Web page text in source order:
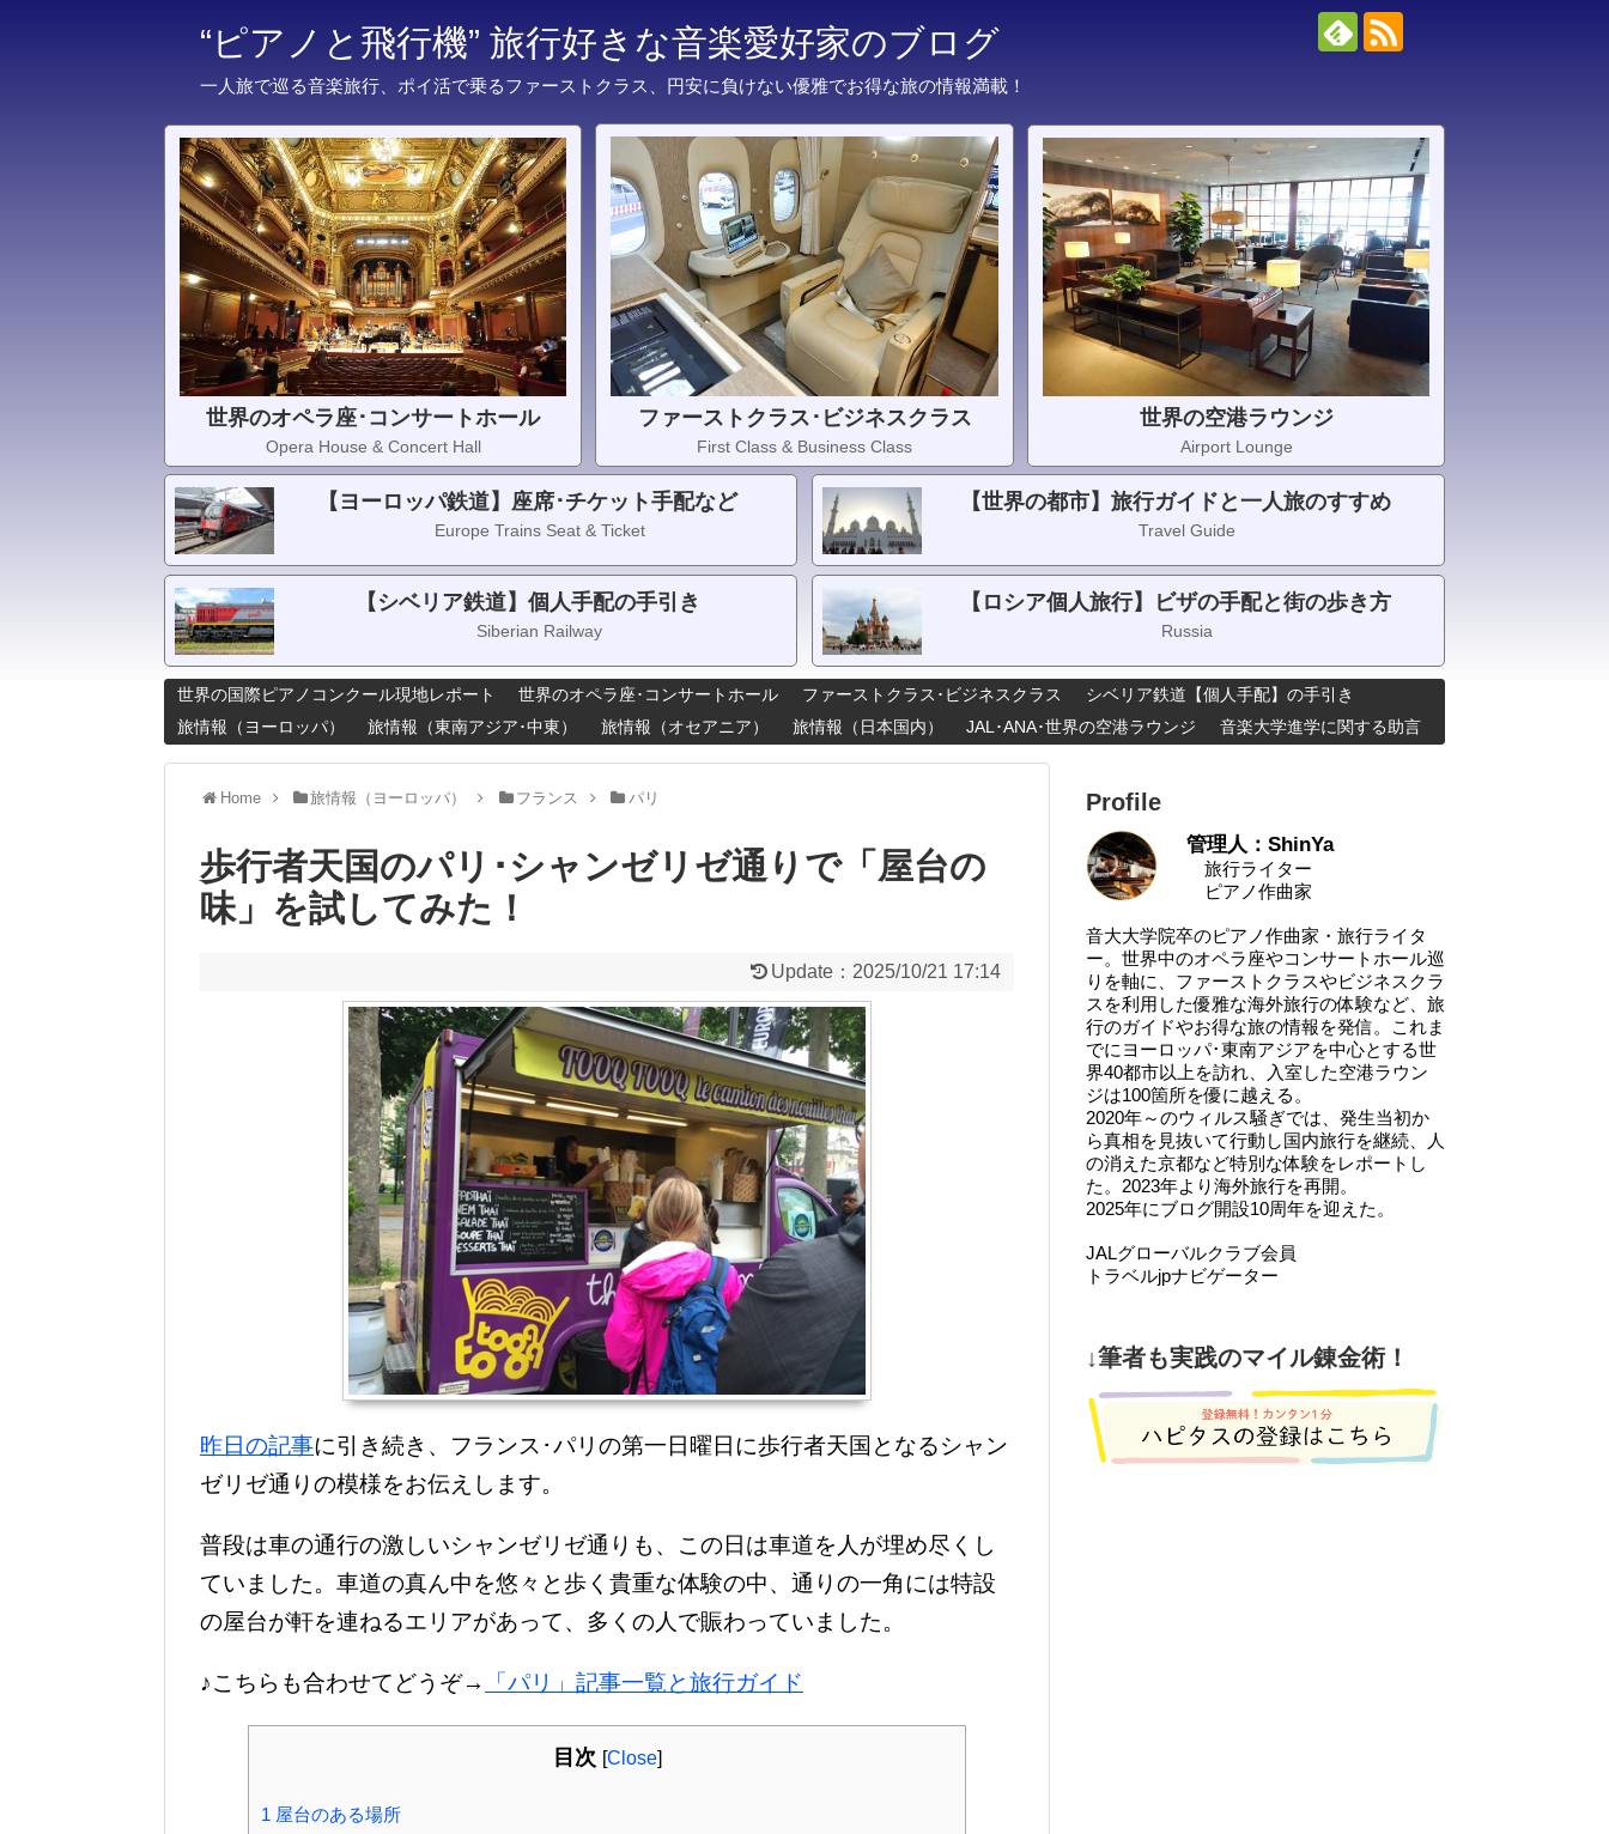
“ピアノと飛行機” 旅行好きな音楽愛好家のブログ
一人旅で巡る音楽旅行、ポイ活で乗るファーストクラス、円安に負けない優雅でお得な旅の情報満載！
世界のオペラ座･コンサートホール
Opera House & Concert Hall
ファーストクラス･ビジネスクラス
First Class & Business Class
世界の空港ラウンジ
Airport Lounge
【ヨーロッパ鉄道】座席･チケット手配など
Europe Trains Seat & Ticket
【シベリア鉄道】個人手配の手引き
Siberian Railway
【世界の都市】旅行ガイドと一人旅のすすめ
Travel Guide
【ロシア個人旅行】ビザの手配と街の歩き方
Russia
世界の国際ピアノコンクール現地レポート 世界のオペラ座･コンサートホール ファーストクラス･ビジネスクラス
シベリア鉄道【個人手配】の手引き
旅情報（ヨーロッパ）
旅情報（東南アジア･中東） 旅情報（オセアニア） 旅情報（日本国内） JAL･ANA･世界の空港ラウンジ 音楽大学進学に関する助言
Home 旅情報（ヨーロッパ） フランス パリ
歩行者天国のパリ･シャンゼリゼ通りで「屋台の
味」を試してみた！
Update： 2025/10/21 17:14
昨日の記事に引き続き、フランス･パリの第一日曜日に歩行者天国となるシャン
ゼリゼ通りの模様をお伝えします。
普段は車の通行の激しいシャンゼリゼ通りも、この日は車道を人が埋め尽くし
ていました。車道の真ん中を悠々と歩く貴重な体験の中、通りの一角には特設
の屋台が軒を連ねるエリアがあって、多くの人で賑わっていました。
♪こちらも合わせてどうぞ→ 「パリ」記事一覧と旅行ガイド
目次 [Close]
1 屋台のある場所
Profile
管理人：ShinYa
旅行ライター
ピアノ作曲家
音大大学院卒のピアノ作曲家・旅行ライタ
ー。世界中のオペラ座やコンサートホール巡
りを軸に、ファーストクラスやビジネスクラ
スを利用した優雅な海外旅行の体験など、旅
行のガイドやお得な旅の情報を発信。これま
でにヨーロッパ･東南アジアを中心とする世
界40都市以上を訪れ、入室した空港ラウン
ジは100箇所を優に越える。
2020年～のウィルス騒ぎでは、発生当初か
ら真相を見抜いて行動し国内旅行を継続、人
の消えた京都など特別な体験をレポートし
た。2023年より海外旅行を再開。
2025年にブログ開設10周年を迎えた。
JALグローバルクラブ会員
トラベルjpナビゲーター
↓筆者も実践のマイル錬金術！